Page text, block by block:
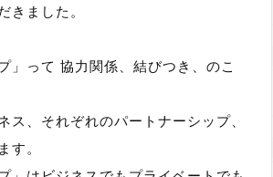
きました。
」って 協力関係、結びつき、のこ
ス、それぞれのパートナーシップ、
す。